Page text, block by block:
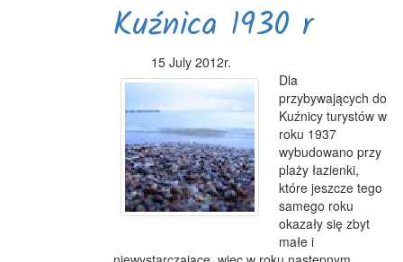
Kuźnica 1930 r
15 July 2012r.
Dla
przybywających do
Kuźnicy turystów w
roku 1937
wybudowano przy
plaży łazienki,
które jeszcze tego
samego roku
okazały się zbyt
małe i